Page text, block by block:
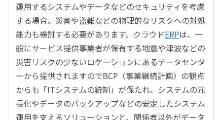
運用するシステムやデータなどのセキュリティを考慮
する場合、災害や盗難などの物理的なリスクへの対処
能力も検討する必要があります。クラウドERPは、一
般にサービス提供事業者が保有する地震や津波などの
災害リスクの少ないロケーションにあるデータセンタ
ーから提供されますのでBCP（事業継続計画）の観点
からも「ITシステムの統制」が保たれ、システムの冗
長化やデータのバックアップなどの安定したシステム
運用を支えるソリューションと、関係者以外がデータ